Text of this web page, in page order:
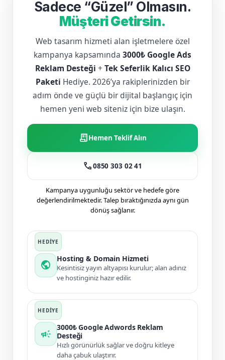
Sadece “Güzel” Olmasın.
Müşteri Getirsin.
Web tasarım hizmeti alan işletmelere özel
kampanya kapsamında 3000₺ Google Ads
Reklam Desteği + Tek Seferlik Kalıcı SEO
Paketi Hediye. 2026’ya rakiplerinizden bir
adım önde ve güçlü bir dijital başlangıç için
hemen yeni web siteniz için bize ulaşın.
receipt_longHemen Teklif Alın
call0850 303 02 41
Kampanya uygunluğu sektör ve hedefe göre
değerlendirilmektedir. Talep bıraktığınızda aynı gün
dönüş sağlanır.
public
Hosting & Domain Hizmeti
Kesintisiz yayın altyapısı kurulur; alan adınız
ve hostinginiz hazır edilir.
campaign
3000₺ Google Adwords Reklam
Desteği
Hızlı görünürlük sağlar ve doğru kitleye
daha çabuk ulaştırır.